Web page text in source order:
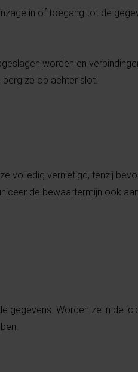
in of toegang tot de
worden en
ze op achter slot.
volledig vernietigd, tenzij
de bewaartermijn ook
Worden ze in de